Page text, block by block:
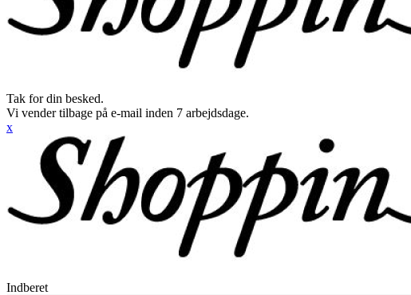
Tak for din besked.
Vi vender tilbage på e-mail inden 7 arbejdsdage.
x
Indberet